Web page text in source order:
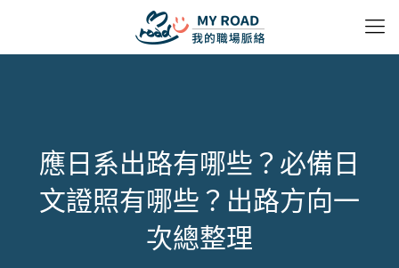
應日系出路有哪些？必備日
文證照有哪些？出路方向一
次總整理